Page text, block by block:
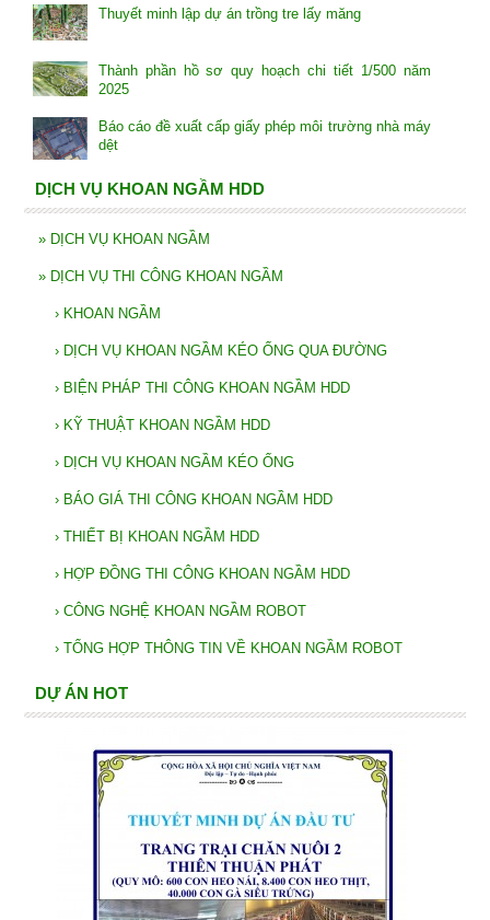
Thuyết minh lập dự án trồng tre lấy măng
Thành phần hồ sơ quy hoạch chi tiết 1/500 năm
2025
Báo cáo đề xuất cấp giấy phép môi trường nhà máy
dệt
DỊCH VỤ KHOAN NGẦM HDD
» DỊCH VỤ KHOAN NGẦM
» DỊCH VỤ THI CÔNG KHOAN NGẦM
› KHOAN NGẦM
› DỊCH VỤ KHOAN NGẦM KÉO ỐNG QUA ĐƯỜNG
› BIỆN PHÁP THI CÔNG KHOAN NGẦM HDD
› KỸ THUẬT KHOAN NGẦM HDD
› DỊCH VỤ KHOAN NGẦM KÉO ỐNG
› BÁO GIÁ THI CÔNG KHOAN NGẦM HDD
› THIẾT BỊ KHOAN NGẦM HDD
› HỢP ĐỒNG THI CÔNG KHOAN NGẦM HDD
› CÔNG NGHỆ KHOAN NGẦM ROBOT
› TỔNG HỢP THÔNG TIN VỀ KHOAN NGẦM ROBOT
DỰ ÁN HOT